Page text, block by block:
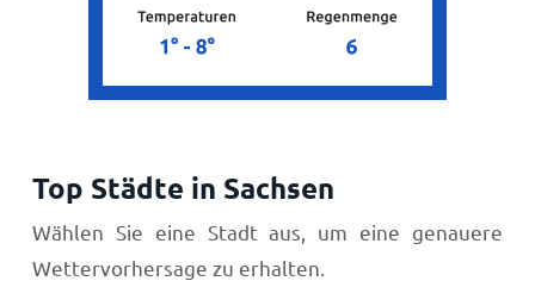
Top Städte in Sachsen
Wählen Sie eine Stadt aus, um eine genauere
Wettervorhersage zu erhalten.